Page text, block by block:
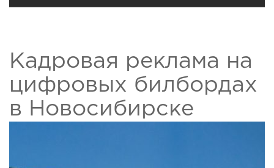
Кадровая реклама на
цифровых билбордах
в Новосибирске